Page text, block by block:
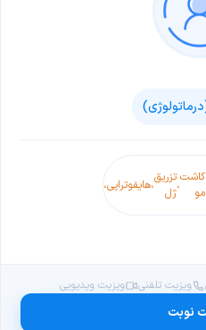
کاشت
مو
،تزریق
ژل
،هایفوتراپی،
ویزیت تلفنی ویزیت ویدیویی
نوبت